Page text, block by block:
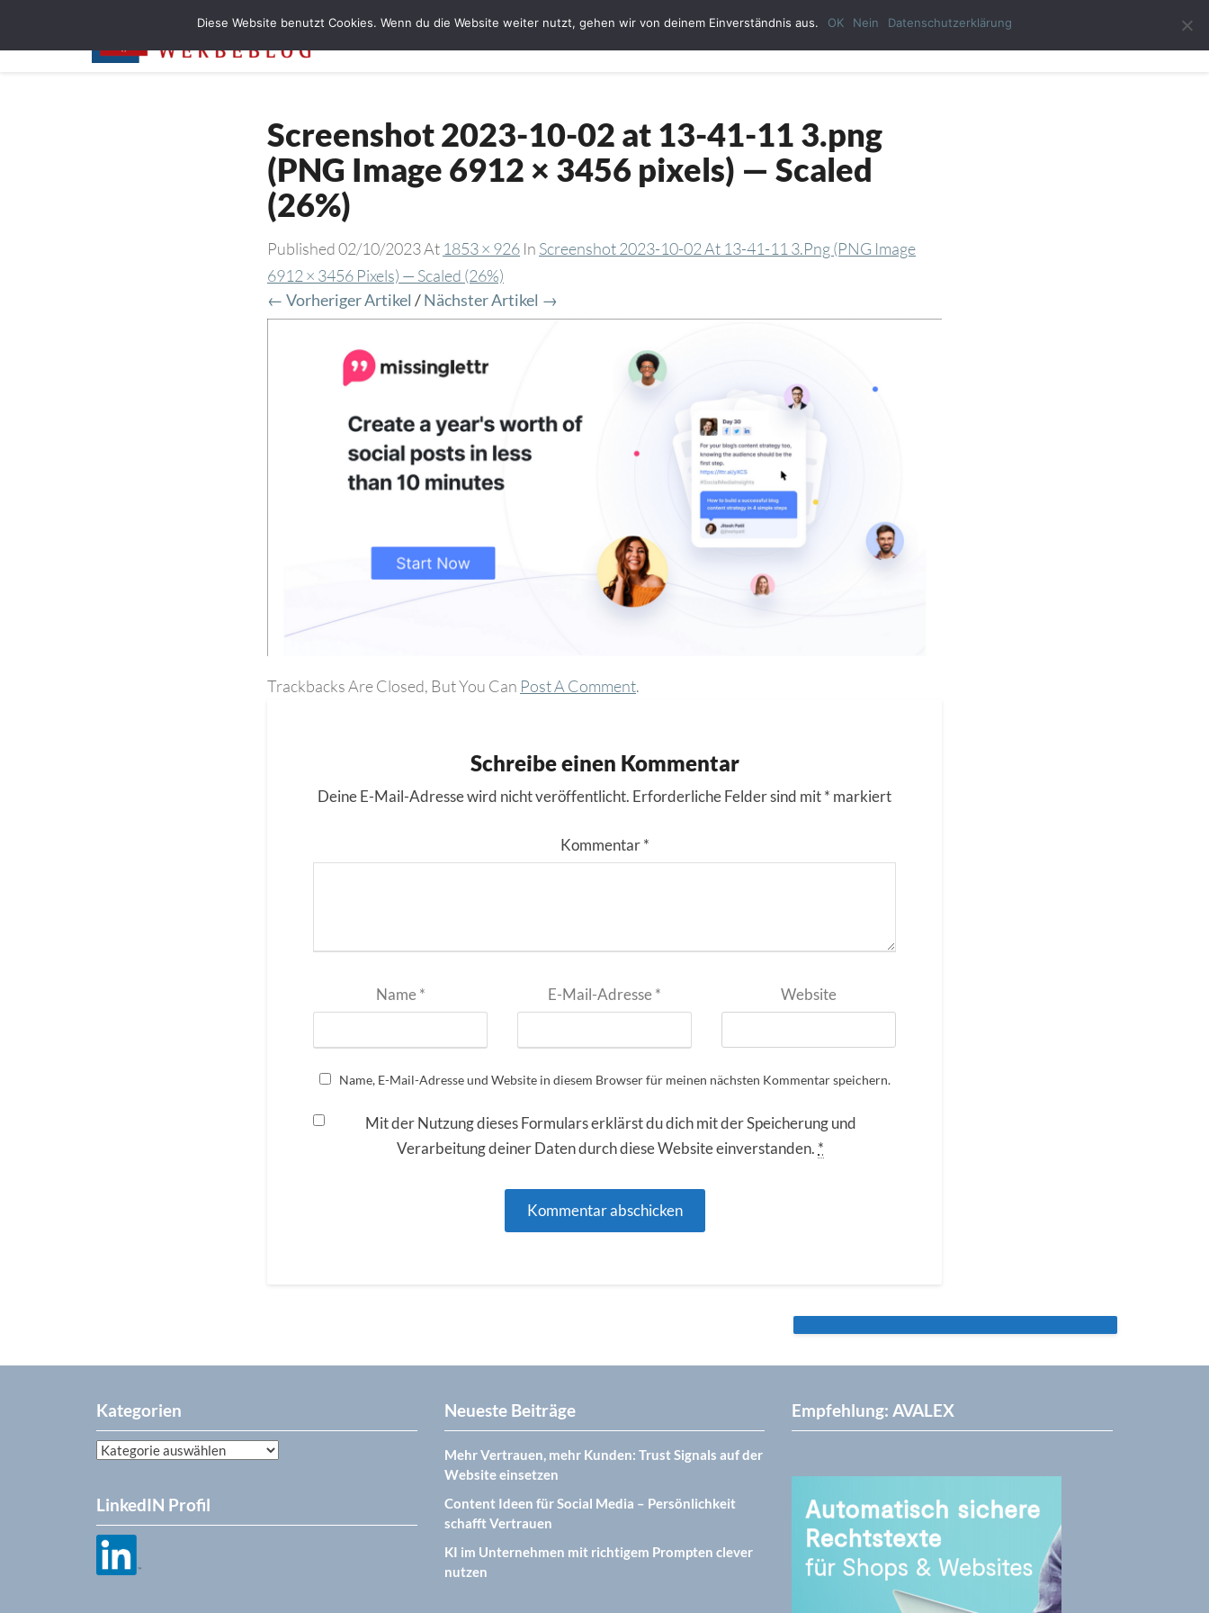
Startseite Bloggerin Ute Schmeiser Gast-Autor Impressum Datenschutzerklärung
Screenshot 2023-10-02 at 13-41-11 3.png
(PNG Image 6912 × 3456 pixels) — Scaled
(26%)
Published02/10/2023At 1853 × 926 In Screenshot 2023-10-02 At 13-41-11 3.png (PNG Image
6912 × 3456 Pixels) — Scaled (26%)
← Vorheriger Artikel /Nächster Artikel →
Trackbacks Are Closed, But You Can Post A Comment.
Schreibe einen Kommentar
Deine E-Mail-Adresse wird nicht veröffentlicht. Erforderliche Felder sind mit* markiert
Kommentar*
Name* E-Mail-Adresse* Website
Name, E-Mail-Adresse und Website in diesem Browser für meinen nächsten Kommentar speichern.
Mit der Nutzung dieses Formulars erklärst du dich mit der Speicherung und
Verarbeitung deiner Daten durch diese Website einverstanden. *
Kategorien
Kategorien
LinkedIN Profil
Neueste Beiträge
Mehr Vertrauen, mehr Kunden: Trust Signals auf der
Website einsetzen
Content Ideen für Social Media – Persönlichkeit
schafft Vertrauen
KI im Unternehmen mit richtigem Prompten clever
nutzen
Empfehlung: AVALEX
Diese Website benutzt Cookies. Wenn du die Website weiter nutzt, gehen wir von deinem Einverständnis aus. OK Nein Datenschutzerklärung